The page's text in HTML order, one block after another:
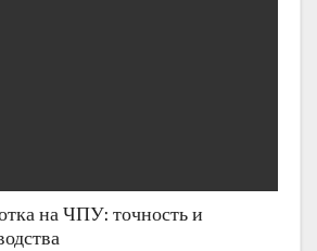
на ЧПУ: точность и